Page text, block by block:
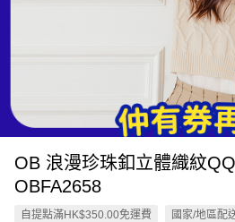
OB 浪漫珍珠釦立體織紋
OBFA2658
自提點滿HK$350.00免運費 國家/地區配